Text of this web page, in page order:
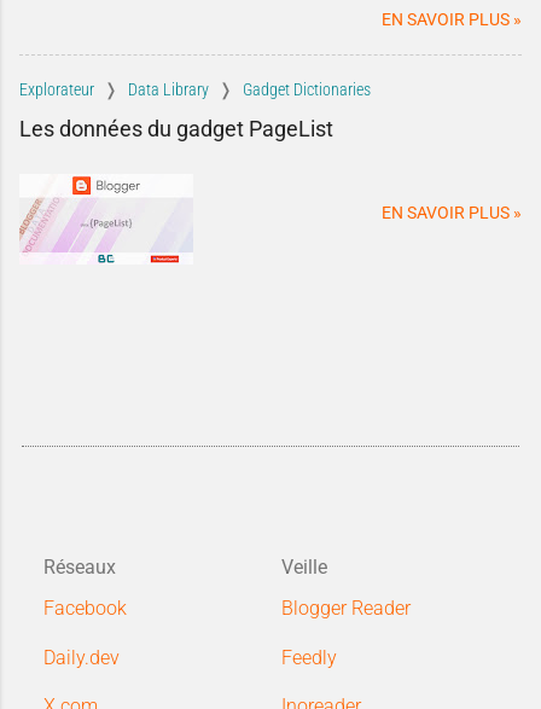
EN SAVOIR PLUS »
Explorateur Data Library Gadget Dictionaries
Les données du gadget PageList
EN SAVOIR PLUS »
Réseaux
Facebook
Daily.dev
Veille
Blogger Reader
Feedly